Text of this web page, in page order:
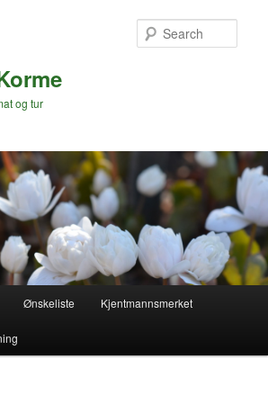
og tur
Ønskeliste Kjentmannsmerket